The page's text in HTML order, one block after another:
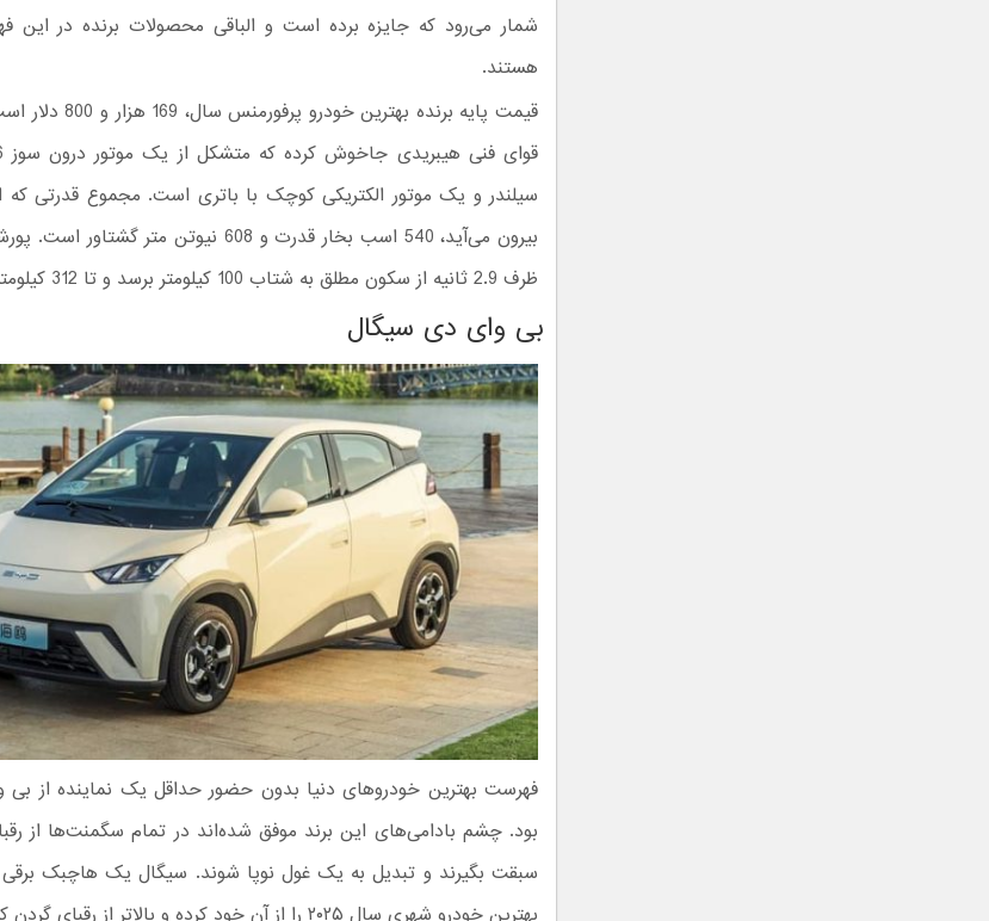
شمار می‌رود که جایزه برده است و الباقی محصولات برنده در این
هستند.
قیمت پایه برنده
ظرف 2.9 ثانیه از سکون مطلق به شتاب 100 کیلومتر برسد و تا 312 کیلومتر در ساعت رانده شود.
بی وای دی سیگال
فهرست بهترین خودروهای دنیا بدون حضور حداقل یک نماینده از
بود. چشم بادامی‌های این برند موفق شده‌اند در تمام سگمنت‌ها از
سبقت بگیرند و تبدیل به یک غول نوپا شوند. سیگال یک هاچبک
بهترین خودرو شهری سال ۲۰۲۵ را از آن خود کرده و بالاتر